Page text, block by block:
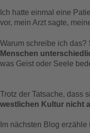
Ich hatte einmal eine
vor, mein Arzt sagte,
Warum schreibe ich
Menschen
was Geist oder Seele
Trotz der Tatsache, dass
westlichen Kultur nicht
Im nächsten Blog